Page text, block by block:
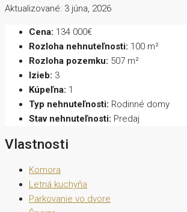
Aktualizované: 3 júna, 2026
Cena: 134 000€
Rozloha nehnuteľnosti: 100 m²
Rozloha pozemku: 507 m²
Izieb: 3
Kúpeľna: 1
Typ nehnuteľnosti: Rodinné domy
Stav nehnuteľnosti: Predaj
Vlastnosti
Komora
Letná kuchyňa
Parkovanie vo dvore